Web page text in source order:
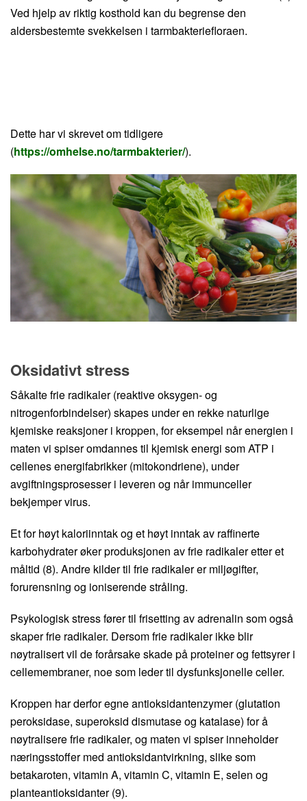
Ved hjelp av riktig kosthold kan du begrense den
aldersbestemte svekkelsen i tarmbakteriefloraen.
Dette har vi skrevet om tidligere
(https://omhelse.no/tarmbakterier/).
Oksidativt stress
Såkalte frie radikaler (reaktive oksygen- og
nitrogenforbindelser) skapes under en rekke naturlige
kjemiske reaksjoner i kroppen, for eksempel når energien i
maten vi spiser omdannes til kjemisk energi som ATP i
cellenes energifabrikker (mitokondriene), under
avgiftningsprosesser i leveren og når immunceller
bekjemper virus.
Et for høyt kaloriinntak og et høyt inntak av raffinerte
karbohydrater øker produksjonen av frie radikaler etter et
måltid (8). Andre kilder til frie radikaler er miljøgifter,
forurensning og ioniserende stråling.
Psykologisk stress fører til frisetting av adrenalin som også
skaper frie radikaler. Dersom frie radikaler ikke blir
nøytralisert vil de forårsake skade på proteiner og fettsyrer i
cellemembraner, noe som leder til dysfunksjonelle celler.
Kroppen har derfor egne antioksidantenzymer (glutation
peroksidase, superoksid dismutase og katalase) for å
nøytralisere frie radikaler, og maten vi spiser inneholder
næringsstoffer med antioksidantvirkning, slike som
betakaroten, vitamin A, vitamin C, vitamin E, selen og
planteantioksidanter (9).